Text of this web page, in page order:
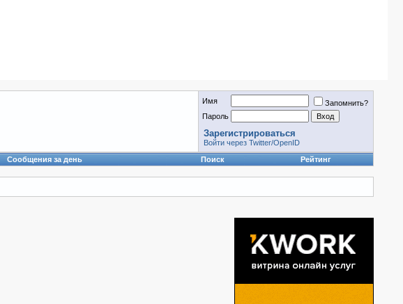
Имя
Запомнить?
Пароль
Зарегистрироваться
Войти через Twitter/OpenID
Сообщения за день Поиск Рейтинг